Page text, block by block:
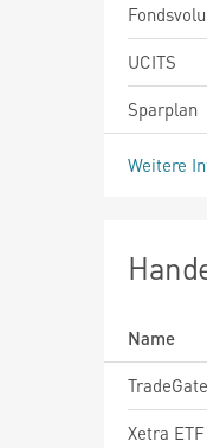
UCITS
Sparplan
Weitere
Name
Xetra ETF